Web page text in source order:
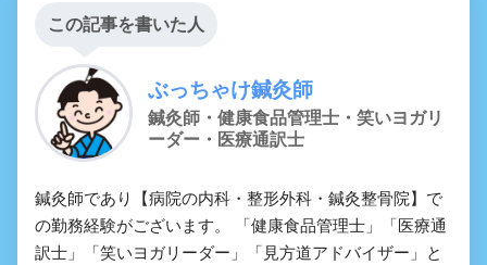
この記事を書いた人
ぶっちゃけ鍼灸師
鍼灸師・健康食品管理士・笑いヨガリ
ーダー・医療通訳士
鍼灸師であり【病院の内科・整形外科・鍼灸整骨院】で
の勤務経験がございます。 「健康食品管理士」「医療通
訳士」「笑いヨガリーダー」「見方道アドバイザー」と